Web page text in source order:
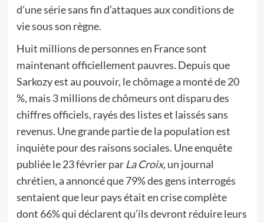
d’une série sans fin d’attaques aux conditions de
vie sous son règne.
Huit millions de personnes en France sont
maintenant officiellement pauvres. Depuis que
Sarkozy est au pouvoir, le chômage a monté de 20
%, mais 3 millions de chômeurs ont disparu des
chiffres officiels, rayés des listes et laissés sans
revenus. Une grande partie de la population est
inquiète pour des raisons sociales. Une enquête
publiée le 23 février par La Croix, un journal
chrétien, a annoncé que 79% des gens interrogés
sentaient que leur pays était en crise complète
dont 66% qui déclarent qu’ils devront réduire leurs